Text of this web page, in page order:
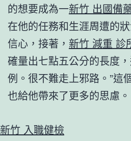
的想要成為一新竹 出國備
在他的任務和生涯周遭的
信心，接著， 新竹 減重 診
確量出七點五公分的長度
例。很不難走上邪路。”這
也給他帶來了更多的思慮。
新竹 入職健檢